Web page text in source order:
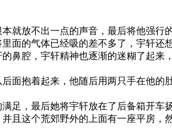
就放不出一点的声音，最后将他强行
面的气体已经吸的差不多了，宇轩
鼻腔，宇轩精神也逐渐的迷糊了起
面抱着起来，他随后用两只手在他
足，最后她将宇轩放在了后备箱开车
且这个荒郊野外的上面有一座平房